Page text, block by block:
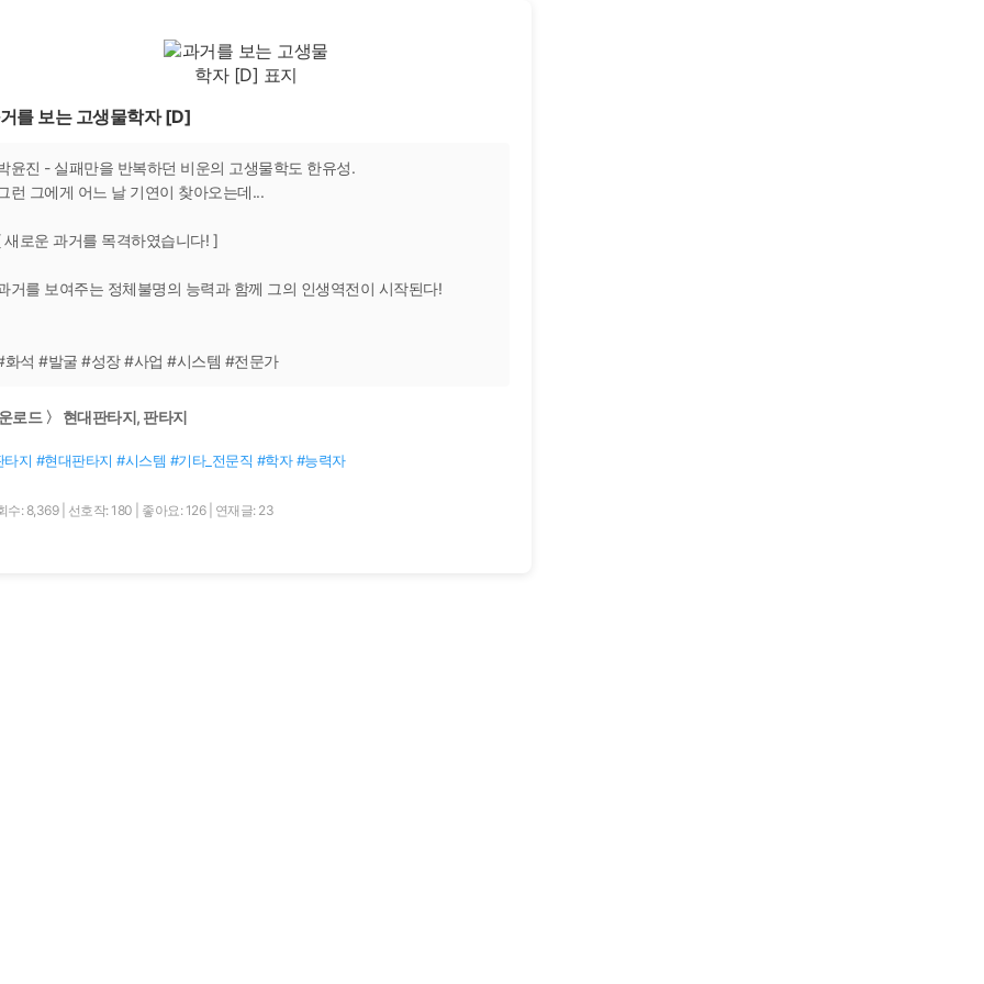
를 보는 고생물학자 [D]
윤진 - 실패만을 반복하던 비운의 고생물학도 한유성.
런 그에게 어느 날 기연이 찾아오는데...
새로운 과거를 목격하였습니다! ]
거를 보여주는 정체불명의 능력과 함께 그의 인생역전이 시작된다!
화석 #발굴 #성장 #사업 #시스템 #전문가
로드 〉 현대판타지, 판타지
타지 #현대판타지 #시스템 #기타_전문직 #학자 #능력자
수: 8,369 선호작: 180 좋아요: 126 연재글: 23